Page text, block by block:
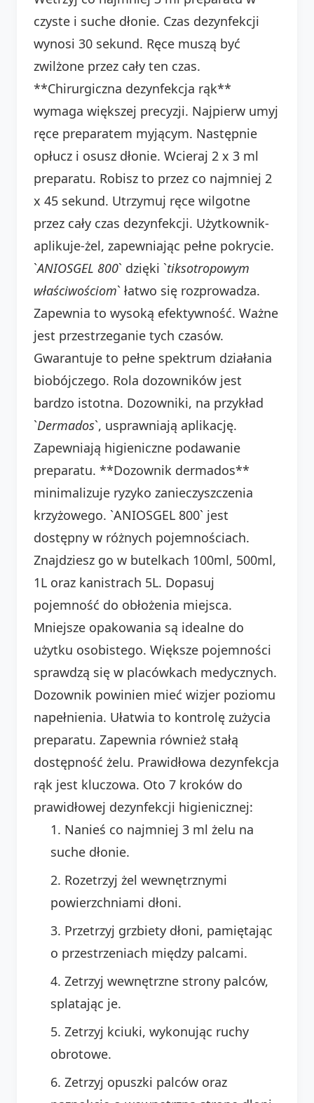
czyste i suche dłonie. Czas dezynfekcji
wynosi 30 sekund. Ręce muszą być
zwilżone przez cały ten czas.
**Chirurgiczna dezynfekcja rąk**
wymaga większej precyzji. Najpierw umyj
ręce preparatem myjącym. Następnie
opłucz i osusz dłonie. Wcieraj 2 x 3 ml
preparatu. Robisz to przez co najmniej 2
x 45 sekund. Utrzymuj ręce wilgotne
przez cały czas dezynfekcji. Użytkownik-
aplikuje-żel, zapewniając pełne pokrycie.
`ANIOSGEL 800` dzięki `tiksotropowym
właściwościom` łatwo się rozprowadza.
Zapewnia to wysoką efektywność. Ważne
jest przestrzeganie tych czasów.
Gwarantuje to pełne spektrum działania
biobójczego. Rola dozowników jest
bardzo istotna. Dozowniki, na przykład
`Dermados`, usprawniają aplikację.
Zapewniają higieniczne podawanie
preparatu. **Dozownik dermados**
minimalizuje ryzyko zanieczyszczenia
krzyżowego. `ANIOSGEL 800` jest
dostępny w różnych pojemnościach.
Znajdziesz go w butelkach 100ml, 500ml,
1L oraz kanistrach 5L. Dopasuj
pojemność do obłożenia miejsca.
Mniejsze opakowania są idealne do
użytku osobistego. Większe pojemności
sprawdzą się w placówkach medycznych.
Dozownik powinien mieć wizjer poziomu
napełnienia. Ułatwia to kontrolę zużycia
preparatu. Zapewnia również stałą
dostępność żelu. Prawidłowa dezynfekcja
rąk jest kluczowa. Oto 7 kroków do
prawidłowej dezynfekcji higienicznej:
Nanieś co najmniej 3 ml żelu na
suche dłonie.
Rozetrzyj żel wewnętrznymi
powierzchniami dłoni.
Przetrzyj grzbiety dłoni, pamiętając
o przestrzeniach między palcami.
Zetrzyj wewnętrzne strony palców,
splatając je.
Zetrzyj kciuki, wykonując ruchy
obrotowe.
Zetrzyj opuszki palców oraz